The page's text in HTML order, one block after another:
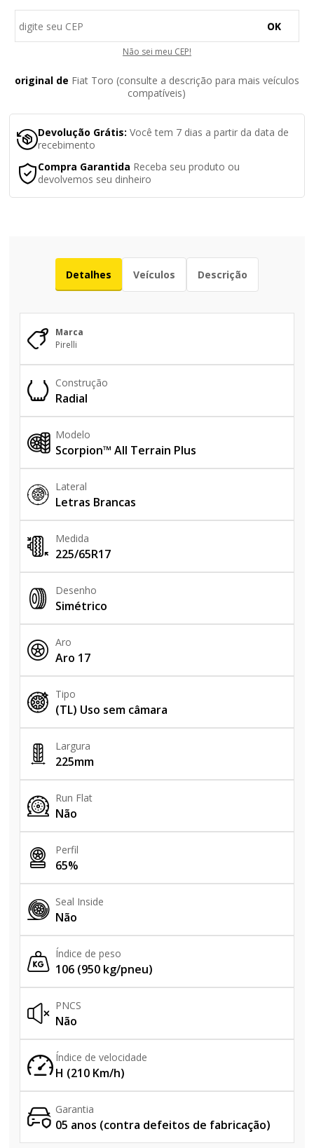
OK
Não sei meu CEP!
original de Fiat Toro (consulte a descrição para mais veículos
compatíveis)
Devolução Grátis:Você tem 7 dias a partir da data de
recebimento
Compra Garantida Receba seu produto ou
devolvemos seu dinheiro
Detalhes Veículos Descrição
Marca
Pirelli
Construção
Radial
Modelo
Scorpion™ All Terrain Plus
Lateral
Letras Brancas
Medida
225/65R17
Desenho
Simétrico
Aro
Aro 17
Tipo
(TL) Uso sem câmara
Largura
225mm
Run Flat
Não
Perfil
65%
Seal Inside
Não
Índice de peso
106 (950 kg/pneu)
PNCS
Não
Índice de velocidade
H (210 Km/h)
Garantia
05 anos (contra defeitos de fabricação)